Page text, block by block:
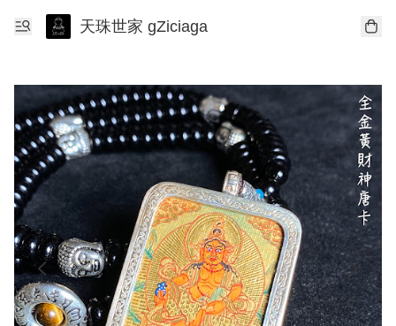
天珠世家 gZiciaga